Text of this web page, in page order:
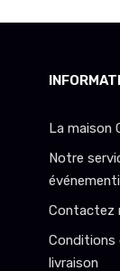
La maison
Notre
Contactez
livraison